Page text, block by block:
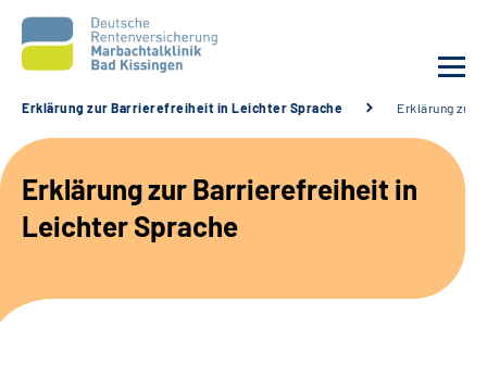
Unsere Klinik
Unsere Angebote
Erklärung zur Barrierefreiheit in Leichter Sprache Erklärung zur
Erklärung zur Barrierefreiheit in
Leichter Sprache